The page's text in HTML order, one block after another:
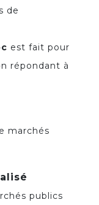
de
est fait pour
répondant à
marchés
publics